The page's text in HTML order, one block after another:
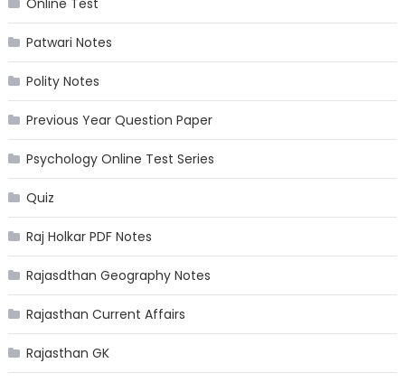
Online Test
Patwari Notes
Polity Notes
Previous Year Question Paper
Psychology Online Test Series
Quiz
Raj Holkar PDF Notes
Rajasdthan Geography Notes
Rajasthan Current Affairs
Rajasthan GK